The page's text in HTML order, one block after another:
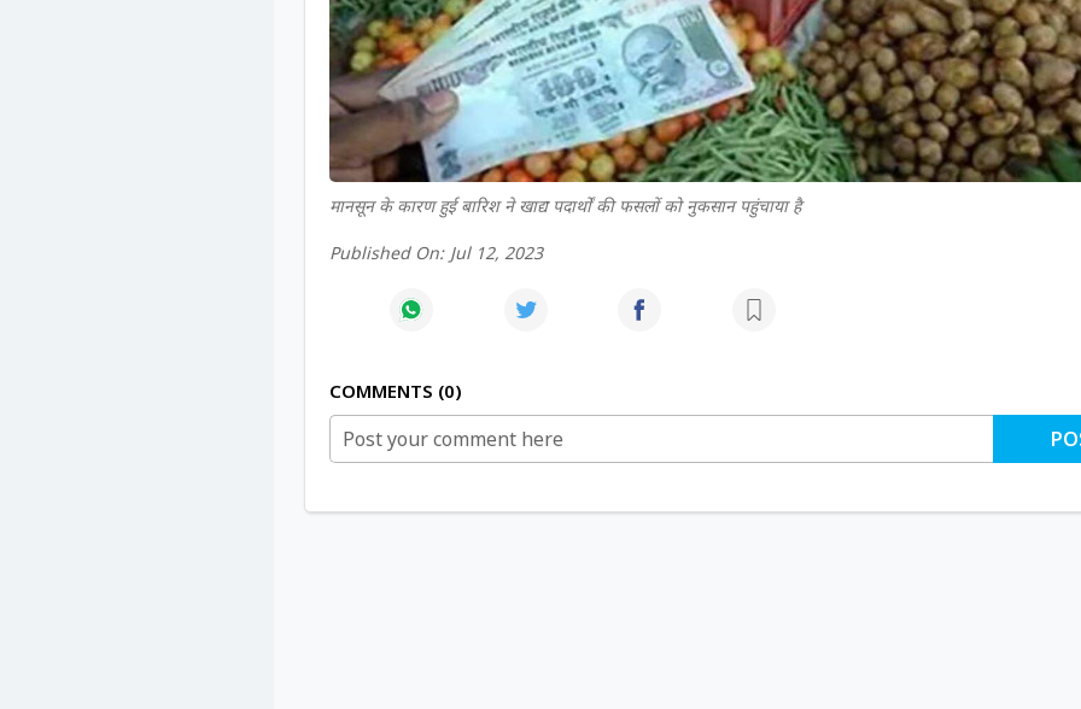
मानसून के कारण हुई बारिश ने खाद्य पदार्थों की फसलों को नुकसान पहुंचाया है
Published On: Jul 12, 2023
COMMENTS 0